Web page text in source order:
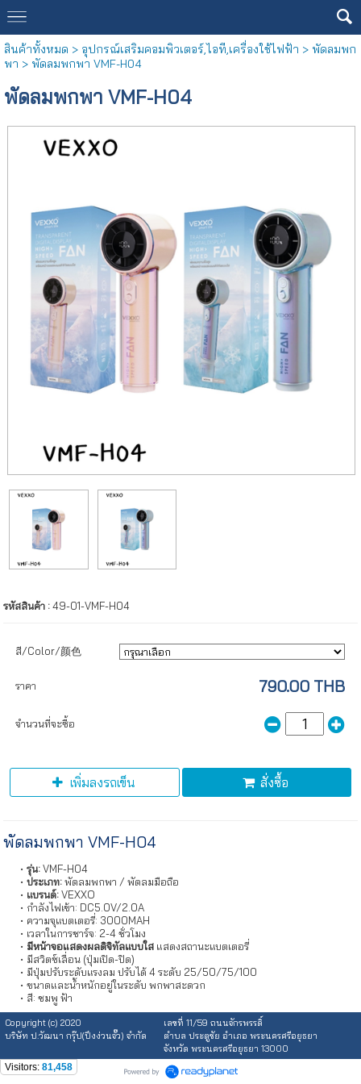
สินค้าทั้งหมด > อุปกรณ์เสริมคอมพิวเตอร์,ไอที,เครื่องใช้ไฟฟ้า > พัดลมพก
พา > พัดลมพกพา VMF-H04
พัดลมพกพา VMF-H04
รหัสสินค้า :49-01-VMF-H04
สี/Color/颜色
ราคา 790.00 THB
จำนวนที่จะซื้อ
เพิ่มลงรถเข็น สั่งซื้อ
พัดลมพกพา VMF-H04
รุ่น:VMF-H04
ประเภท:พัดลมพกพา / พัดลมมือถือ
แบรนด์:VEXXO
กำลังไฟเข้า: DC5.0V/2.0A
ความจุแบตเตอรี่: 3000MAH
เวลาในการชาร์จ: 2-4 ชั่วโมง
มีหน้าจอแสดงผลดิจิทัลแบบใสแสดงสถานะแบตเตอรี่
มีสวิตซ์เลื่อน (ปุ่มเปิด-ปิด)
มีปุ่มปรับระดับแรงลม ปรับได้ 4 ระดับ 25/50/75/100
ขนาดและน้ำหนักอยู่ในระดับ พกพาสะดวก
สี: ชมพู ฟ้า
Copyright (c) 2020
เลขที่ 11/59 ถนนจักรพรรดิ์
บริษัท ป.วัฒนา กรุ๊ป(ปึงง่วนจั๊ว) จำกัด
ตำบล ประตูชัย อำเภอ พระนครศรีอยุธยา
จังหวัด พระนครศรีอยุธยา 13000
Visitors: 81,458